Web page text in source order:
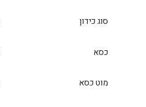
סוג כידון
כסא
מוט כסא